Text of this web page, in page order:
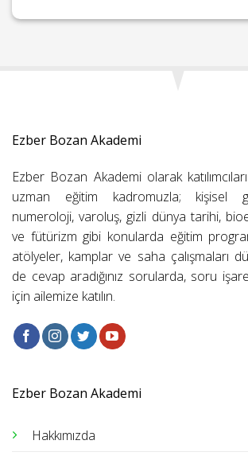
Ezber Bozan Akademi
Ezber Bozan Akademi olarak
uzman eğitim kadromuzla; kişisel
numeroloji, varoluş, gizli dünya tarihi,
ve fütürizm gibi konularda eğitim
atölyeler, kamplar ve saha çalışmaları
de cevap aradığınız sorularda, soru
için ailemize katılın.
Ezber Bozan Akademi
Hakkımızda